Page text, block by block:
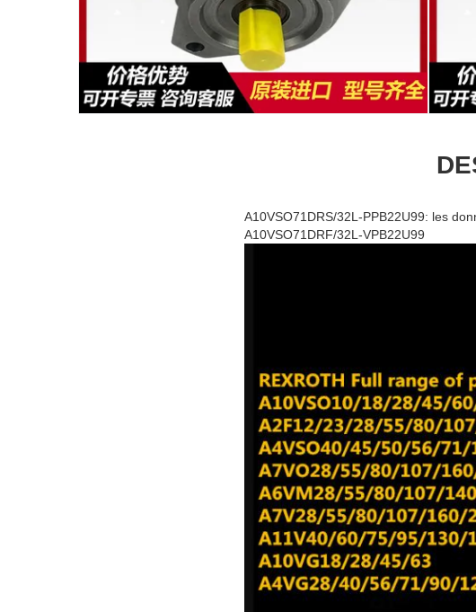
A10VSO71DRS/32L-PPB22U99: les
A10VSO71DRF/32L-VPB22U99